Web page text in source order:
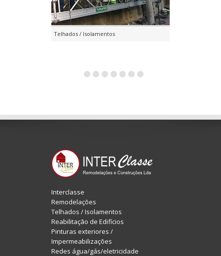
Telhados / Isolamentos
Interclasse
Remodelações
Telhados / Isolamentos
Reabilitação de Edifícios
Pinturas exteriores /
Impermeabilizações
Redes água/gás/eletricidade